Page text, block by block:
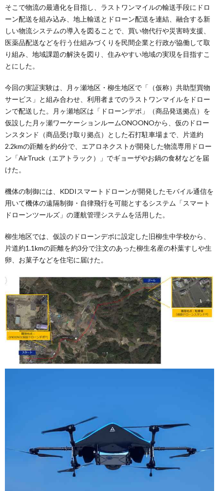
そこで物流の最適化を目指し、ラストワンマイルの輸送手段にドロ
ーン配送を組み込み、地上輸送とドローン配送を連結、融合する新
しい物流システムの導入を図ることで、買い物代行や災害時支援、
医薬品配送などを行う仕組みづくりを民間企業と行政が協働して取
り組み、地域課題の解決を図り、住みやすい地域の実現を目指すこ
とにした。
今回の実証実験は、月ヶ瀬地区・柳生地区で「（仮称）共助型買物
サービス」と組み合わせ、利用者までのラストワンマイルをドロー
ンで配送した。月ヶ瀬地区は「ドローンデポ」（商品発送拠点）を
仮設した月ヶ瀬ワーケーションルームONOONOから、仮のドロー
ンスタンド（商品受け取り拠点）とした石打駐車場まで、片道約
2.2kmの距離を約6分で、エアロネクストが開発した物流専用ドロー
ン「AirTruck（エアトラック）」でギョーザやお鍋の食材などを届
けた。
機体の制御には、KDDIスマートドローンが開発したモバイル通信を
用いて機体の遠隔制御・自律飛行を可能とするシステム「スマート
ドローンツールズ」の運航管理システムを活用した。
柳生地区では、仮設のドローンデポに設定した旧柳生中学校から、
片道約1.1kmの距離を約3分で注文のあった柳生名産の朴葉すしや生
卵、お菓子などを住宅に届けた。